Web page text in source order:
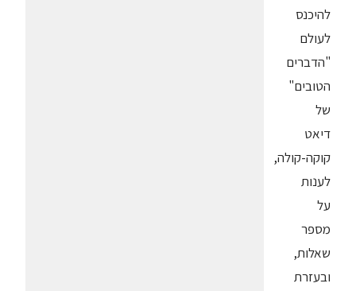
להיכנס
לעולם
"הדברים
הטובים"
של
דיאט
קוקה-קולה,
לענות
על
מספר
שאלות,
ובעזרת